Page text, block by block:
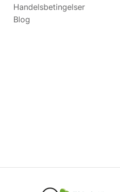
Handelsbetingelser
Blog